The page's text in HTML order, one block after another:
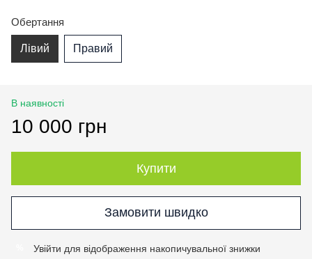
Обертання
Лівий Правий
В наявності
10 000 грн
Купити
Замовити швидко
Увійти для відображення накопичувальної знижки